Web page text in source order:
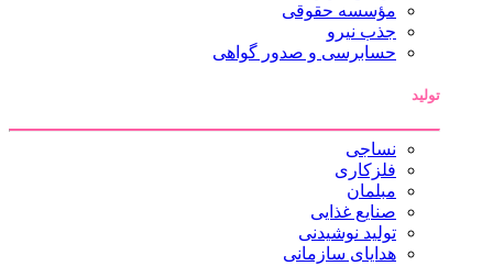
مؤسسه حقوقی
جذب نیرو
حسابرسی و صدور گواهی
تولید
نساجی
فلزکاری
مبلمان
صنایع غذایی
تولید نوشیدنی
هدایای سازمانی